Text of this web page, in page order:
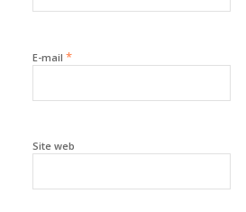
E-mail *
Site web